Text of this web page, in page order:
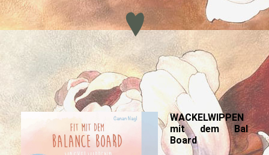
WACKELWIPPEN - Fit
mit dem Balance
Board